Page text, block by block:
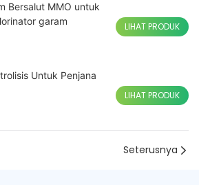
Bersalut MMO untuk
garam
LIHAT PRODUK
Untuk Penjana
LIHAT PRODUK
Seterusnya